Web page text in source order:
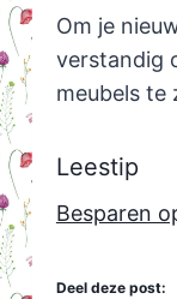
Om je
verstandig
meubels te
Leestip
Besparen
Deel deze post: